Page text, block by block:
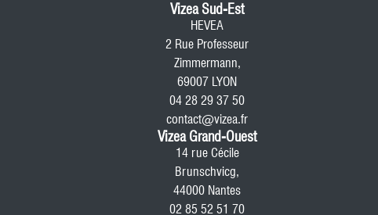
Vizea Sud-Est
HEVEA
2 Rue Professeur
Zimmermann,
69007 LYON
04 28 29 37 50
contact@vizea.fr
Vizea Grand-Ouest
14 rue Cécile
Brunschvicg,
44000 Nantes
02 85 52 51 70